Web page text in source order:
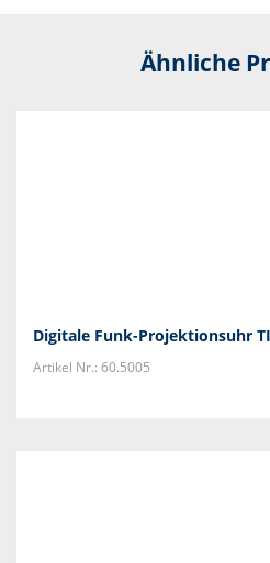
Ähnliche
Digitale Funk-Projektionsuhr
Artikel Nr.: 60.5005